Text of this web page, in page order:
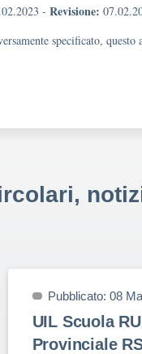
- Revisione:
specificato,
Pubblicato: 08
UIL Scuola
Provinciale